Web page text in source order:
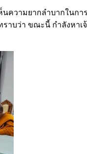
ความยากลำบากในก
าบว่า ขณะนี้ กำลังห